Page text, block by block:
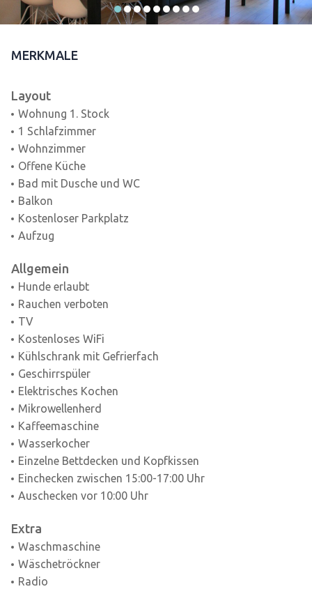
MERKMALE
Layout
Wohnung 1. Stock
1 Schlafzimmer
Wohnzimmer
Offene Küche
Bad mit Dusche und WC
Balkon
Kostenloser Parkplatz
Aufzug
Allgemein
Hunde erlaubt
Rauchen verboten
TV
Kostenloses WiFi
Kühlschrank mit Gefrierfach
Geschirrspüler
Elektrisches Kochen
Mikrowellenherd
Kaffeemaschine
Wasserkocher
Einzelne Bettdecken und Kopfkissen
Einchecken zwischen 15:00-17:00 Uhr
Auschecken vor 10:00 Uhr
Extra
Waschmaschine
Wäschetröckner
Radio